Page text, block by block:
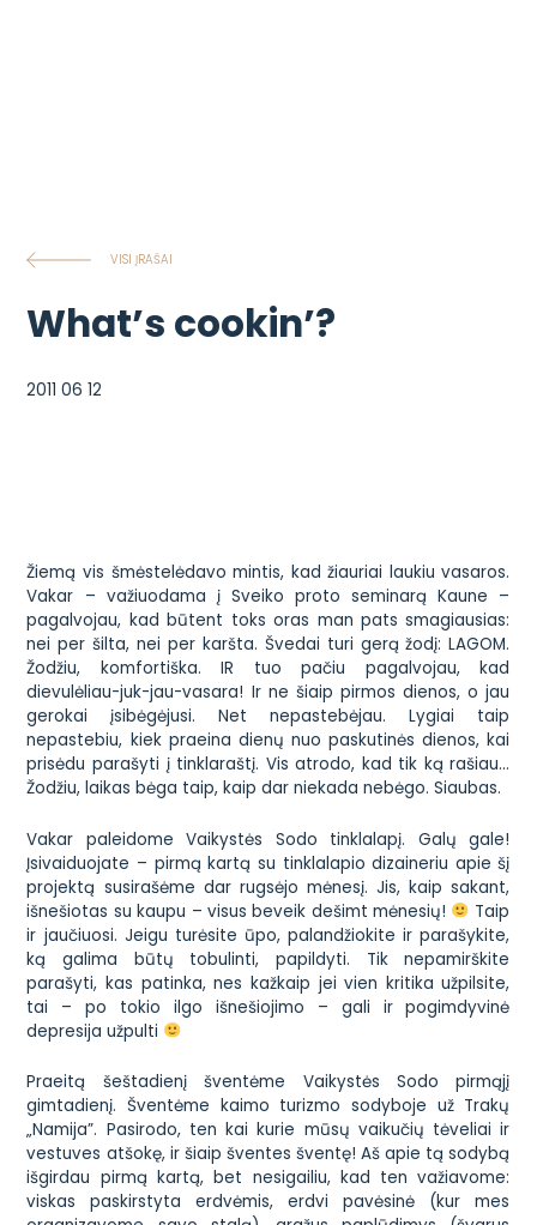
VISI ĮRAŠAI
What’s cookin’?
2011 06 12
Žiemą vis šmėstelėdavo mintis, kadžiauriai laukiu vasaros.
Vakar – važiuodama į Sveiko proto seminarą Kaune –
pagalvojau, kad būtent toks oras man pats smagiausias:
nei per šilta, nei per karšta. Švedai turi gerą žodį: LAGOM.
Žodžiu, komfortiška. IR tuo pačiu pagalvojau, kad
dievulėliau-juk-jau-vasara! Ir ne šiaip pirmos dienos, o jau
gerokai įsibėgėjusi. Net nepastebėjau. Lygiai taip
nepastebiu, kiek praeina dienų nuo paskutinės dienos, kai
prisėdu parašyti į tinklaraštį. Vis atrodo, kad tik ką rašiau…
Žodžiu, laikas bėga taip, kaip dar niekada nebėgo. Siaubas.
Vakar paleidomeVaikystės Sodo tinklalapį. Galų gale!
Įsivaiduojate – pirmą kartą su tinklalapio dizaineriu apie šį
projektą susirašėme dar rugsėjo mėnesį. Jis, kaip sakant,
išnešiotas su kaupu – visus beveik dešimt mėnesių!
Taip
ir jaučiuosi. Jeigu turėsite ūpo, palandžiokite ir parašykite,
ką galima būtų tobulinti, papildyti. Tik nepamirškite
parašyti, kas patinka, nes kažkaip jei vien kritika užpilsite,
tai – po tokio ilgo išnešiojimo – gali ir pogimdyvinė
depresija užpulti
Praeitą šeštadienį šventėme Vaikystės Sodo pirmąjį
gimtadienį. Šventėme kaimo turizmo sodyboje už Trakų
„Namija”. Pasirodo, ten kai kurie mūsų vaikučių tėveliai ir
vestuves atšokę, ir šiaip šventes šventę! Aš apie tą sodybą
išgirdau pirmą kartą, bet nesigailiu, kad ten važiavome:
viskas paskirstyta erdvėmis, erdvi pavėsinė (kur mes